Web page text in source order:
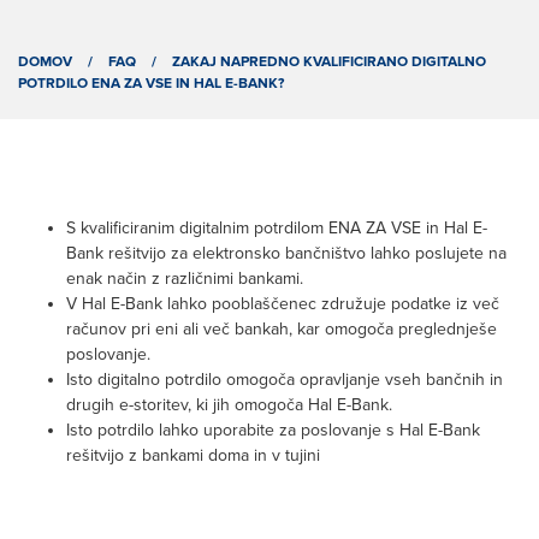
DOMOV / FAQ /
ZAKAJ NAPREDNO KVALIFICIRANO DIGITALNO
POTRDILO ENA ZA VSE IN HAL E-BANK?
S kvalificiranim digitalnim potrdilom ENA ZA VSE in Hal E-
Bank rešitvijo za elektronsko bančništvo lahko poslujete na
enak način z različnimi bankami.
V Hal E-Bank lahko pooblaščenec združuje podatke iz več
računov pri eni ali več bankah, kar omogoča preglednješe
poslovanje.
Isto digitalno potrdilo omogoča opravljanje vseh bančnih in
drugih e-storitev, ki jih omogoča Hal E-Bank.
Isto potrdilo lahko uporabite za poslovanje s Hal E-Bank
rešitvijo z bankami doma in v tujini